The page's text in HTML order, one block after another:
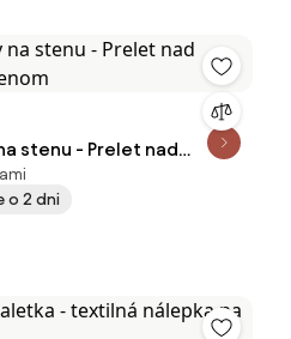
stenu - Prelet nad
o 2 dni